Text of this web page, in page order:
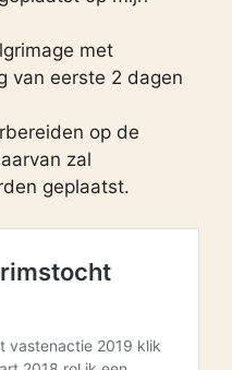
met
van eerste 2 dagen
op de
zal
geplaatst.